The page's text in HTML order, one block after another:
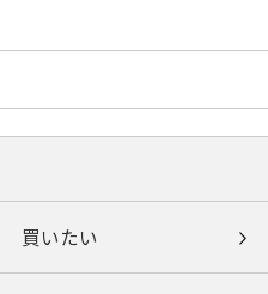
買いたい